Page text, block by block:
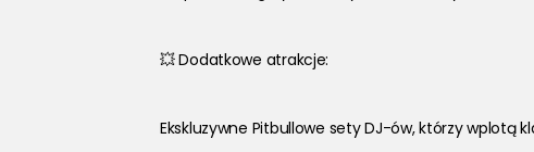
💥 Dodatkowe atrakcje:
Ekskluzywne Pitbullowe sety DJ-ów, którzy wplotą